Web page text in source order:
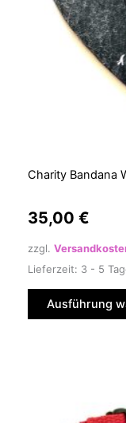
zzgl.
Lieferzeit: 3 - 5
Charity Bandana
35,00 €
Ausführung
können